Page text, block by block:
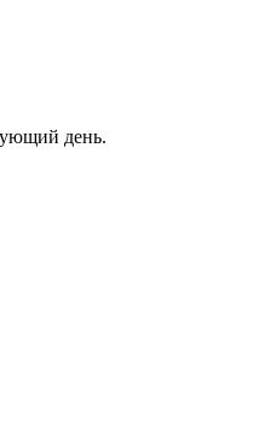
день.